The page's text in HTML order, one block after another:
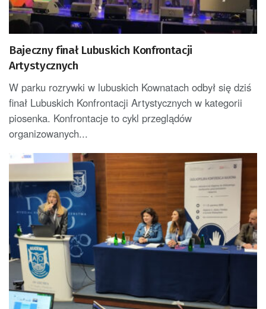
Bajeczny finał Lubuskich Konfrontacji
Artystycznych
W parku rozrywki w lubuskich Kownatach odbył się dziś
finał Lubuskich Konfrontacji Artystycznych w kategorii
piosenka. Konfrontacje to cykl przeglądów
organizowanych...